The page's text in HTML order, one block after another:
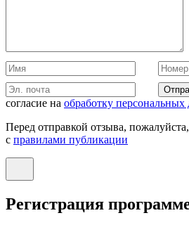
согласие на обработку
Перед отправкой отзыва, пожалуйста,
с правилами публикации
Регистрация